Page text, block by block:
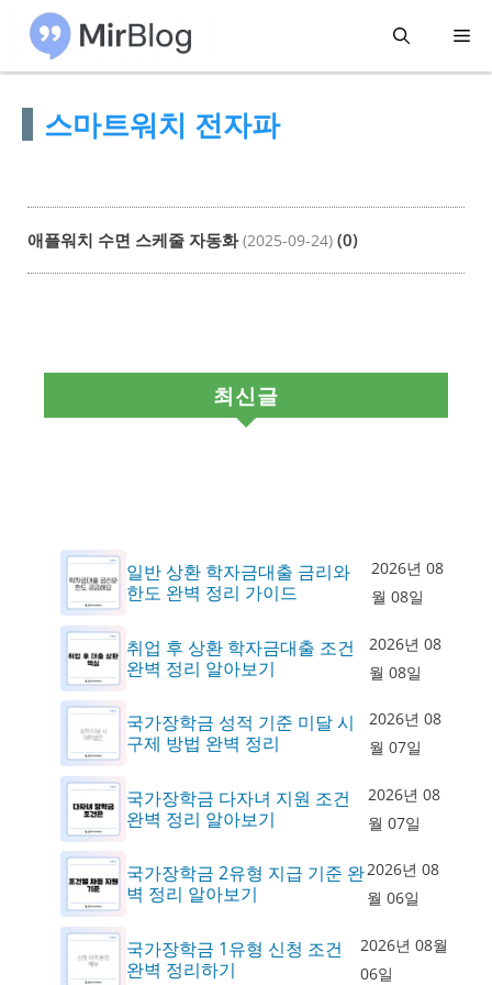
메
스마트워치 전자파
애플워치 수면 스케줄 자동화 (2025-09-24) (0)
최신글
일반 상환 학자금대출 금리와
한도 완벽 정리 가이드
2026년 08
월 08일
취업 후 상환 학자금대출 조건
완벽 정리 알아보기
2026년 08
월 08일
국가장학금 성적 기준 미달 시
구제 방법 완벽 정리
2026년 08
월 07일
국가장학금 다자녀 지원 조건
완벽 정리 알아보기
2026년 08
월 07일
국가장학금 2유형 지급 기준 완
벽 정리 알아보기
2026년 08
월 06일
국가장학금 1유형 신청 조건
완벽 정리하기
2026년 08월
06일